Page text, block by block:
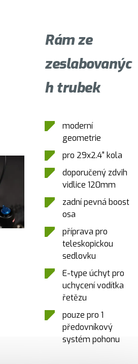
Rám ze
zeslabovanýc
h trubek
moderní
geometrie
pro 29x2.4" kola
doporučený zdvih
vidlice 120mm
zadní pevná boost
osa
příprava pro
teleskopickou
sedlovku
E-type úchyt pro
uchycení vodítka
řetězu
pouze pro 1
předovníkový
systém pohonu